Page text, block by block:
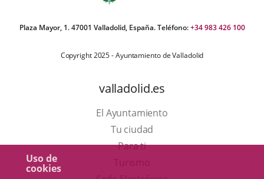
Uso de
cookies
Plaza Mayor, 1. 47001 Valladolid, España. Teléfono:+34 983 426 100
Copyright 2025 - Ayuntamiento de Valladolid
valladolid.es
El Ayuntamiento
Tu ciudad
Para ti